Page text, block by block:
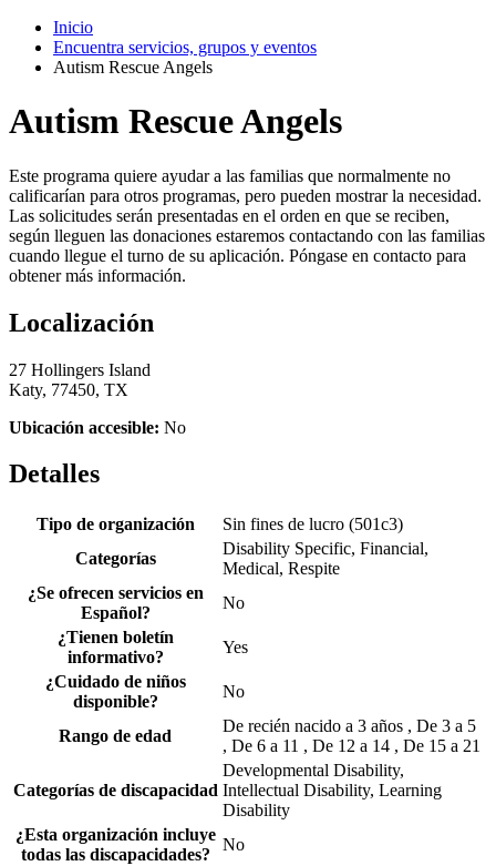
Inicio
Encuentra servicios, grupos y eventos
Autism Rescue Angels
Autism Rescue Angels
Este programa quiere ayudar a las familias que normalmente no
calificarían para otros programas, pero pueden mostrar la necesidad.
Las solicitudes serán presentadas en el orden en que se reciben,
según lleguen las donaciones estaremos contactando con las familias
cuando llegue el turno de su aplicación. Póngase en contacto para
obtener más información.
Localización
27 Hollingers Island
Katy, 77450, TX
Ubicación accesible: No
Detalles
Tipo de organización
Sin fines de lucro (501c3)
Categorías
Disability Specific, Financial,
Medical, Respite
¿Se ofrecen servicios en
Español?
No
¿Tienen boletín
informativo?
Yes
¿Cuidado de niños
disponible?
No
Rango de edad
De recién nacido a 3 años , De 3 a 5
, De 6 a 11 , De 12 a 14 , De 15 a 21
Categorías de discapacidad
Developmental Disability,
Intellectual Disability, Learning
Disability
¿Esta organización incluye
todas las discapacidades?
No